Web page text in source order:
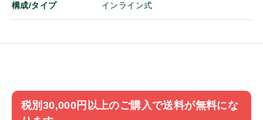
構成/タイプ インライン式
税別30,000円以上のご購入で送料が無料にな
ベルトクリップ
ケーブル